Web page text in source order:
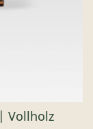
Vollholz